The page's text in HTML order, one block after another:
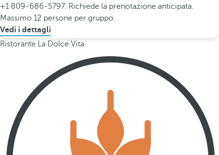
+1 809-686-5797. Richiede la prenotazione anticipata.
Massimo 12 persone per gruppo.
Vedi i dettagli
Ristorante La Dolce Vita